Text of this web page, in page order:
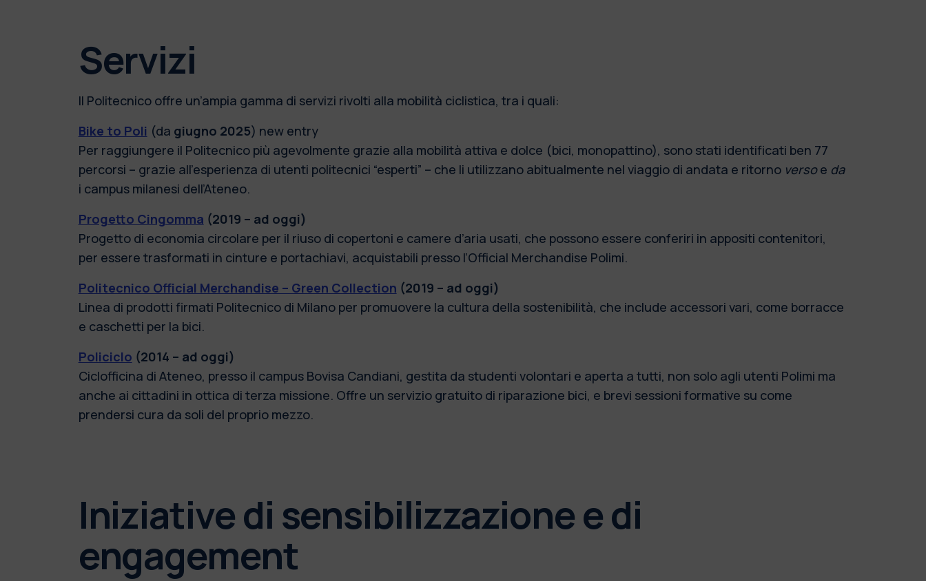
Servizi
Il Politecnico offre un’ampia gamma di servizi rivolti alla mobilità ciclistica, tra i quali:
Bike to Poli (da giugno 2025) new entry
Per raggiungere il Politecnico più agevolmente grazie alla mobilità attiva e dolce (bici, monopattino), sono stati identificati ben 77
percorsi – grazie all’esperienza di utenti politecnici “esperti” – che li utilizzano abitualmente nel viaggio di andata e ritorno versoe da
i campus milanesi dell’Ateneo.
Progetto Cingomma (2019 – ad oggi)
Progetto di economia circolare per il riuso di copertoni e camere d’aria usati, che possono essere conferiri in appositi contenitori,
per essere trasformati in cinture e portachiavi, acquistabili presso l’Official Merchandise Polimi.
Politecnico Official Merchandise – Green Collection (2019 – ad oggi)
Linea di prodotti firmati Politecnico di Milano per promuovere la cultura della sostenibilità, che include accessori vari, come borracce
e caschetti per la bici.
Policiclo (2014 – ad oggi)
Ciclofficina di Ateneo, presso il campus Bovisa Candiani, gestita da studenti volontari e aperta a tutti, non solo agli utenti Polimi ma
anche ai cittadini in ottica di terza missione. Offre un servizio gratuito di riparazione bici, e brevi sessioni formative su come
prendersi cura da soli del proprio mezzo.
Iniziative di sensibilizzazione e di
engagement